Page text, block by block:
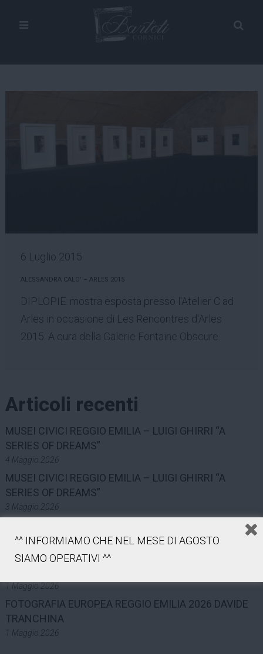
6 Luglio 2015
ALESSANDRA CALO’ – ARLES 2015
DIPLOPIE: mostra esposta presso l'Atelier C ad
Arles in occasione di Les Rencontres d'Arles
2015. A cura della Galerie Fontaine Obscure.
Articoli recenti
MUSEI CIVICI REGGIO EMILIA – LUIGI GHIRRI “A
SERIES OF DREAMS”
4 Maggio 2026
MUSEI CIVICI REGGIO EMILIA – LUIGI GHIRRI “A
SERIES OF DREAMS”
3 Maggio 2026
2 Maggio 2026
GFI # 13 – PREMIO LUIGI GHIRRI “VOCI”- SUSANNA DE
1 Maggio 2026
FOTOGRAFIA EUROPEA REGGIO EMILIA 2026 DAVIDE
TRANCHINA
1 Maggio 2026
^^ INFORMIAMO CHE NEL MESE DI AGOSTO
SIAMO OPERATIVI ^^